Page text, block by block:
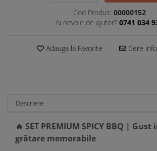
Cod Produs: 00000152
Ai nevoie de ajutor? 0741 034
Adauga la Favorite Cere
Descriere
🔥 SET PREMIUM SPICY BBQ |
grătare memorabile